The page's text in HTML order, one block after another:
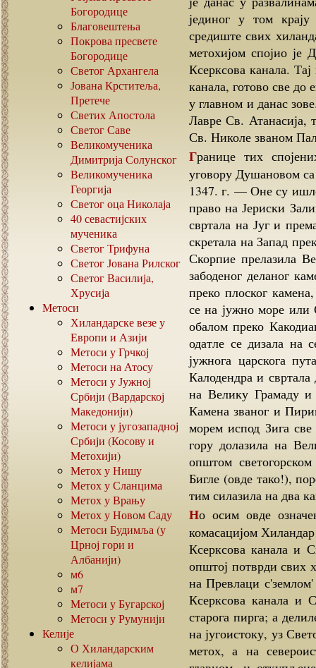
Богородице
Благовештења
Покрова пресвете
Богородице
Светог Архангела
Јована Крститеља,
Претече
Светих Апостола
Светог Саве
Великомученика
Димитрија Солунског
Великомученика
Георгија
Светог оца Николаја
40севастијских
мученика
Светог Трифуна
Светог Јована Рилског
Светог Василија,
Хрусија
Метоси
Хиландарске везе у
Европи и Азији
Метоси у Грчкој
Метоси на Атосу
Метоси у Јужној
Србији (Вардарској
Македонији)
Метоси у југозападној
Србији (Косову и
Метохији)
Метох у Нишу
Метох у Сланцима
Метох у Врању
Метох у Новом Саду
Метоси Будимља (у
Црној гори и
Албанији)
м6
м7
Метоси у Бугарској
Метоси у Румунији
Келије
О Хиландарским
келијама
јединог у том
средиште свих
метохијом спојио је
Ксерксова канала.
канала, готово све до
у главном и данас
Лавре Св. Атанасија,
Св. Николе званом
Границе тих спојених метохија детаљно су означене у купопродајном
уговору Душановом
1347. г. — Оне су
право на Јериски
свртала на Југ и
скретала на Запад
Скорпие прелазила
забоденог деланог
преко плоског
се на јужно море или
обалом преко
одатле се дизала на
јужнога царскога
Калодендра и
на Велику Грамаду и
Камена званог и
морем испод Зига
гору долазила на
општом
Бигле (овде тако!),
тим силазила на два
Но осим овде означених земаља спојених у један комплекс Душановом
комасацијом
Ксерксова канала и
општој потврди свих
на Превлаци
Ксерксова канала и
старога пирга; а
на југоистоку, уз
метох, а на